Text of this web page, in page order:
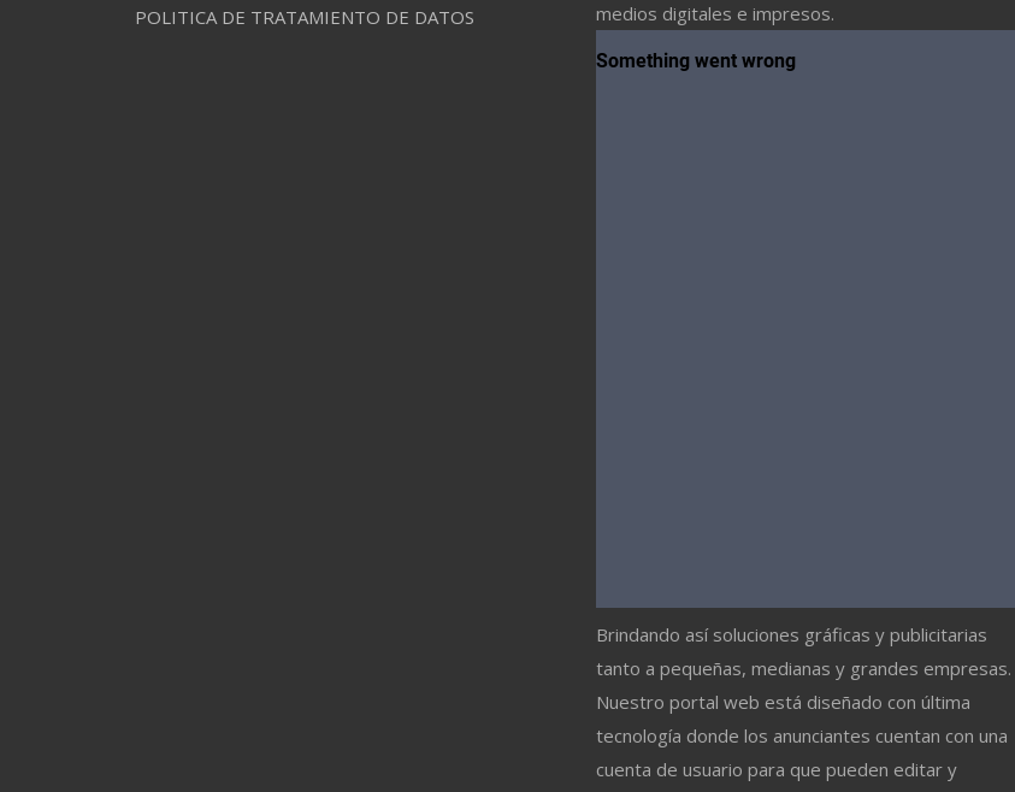
POLITICA DE TRATAMIENTO DE DATOS
medios digitales e impresos.
Brindando así soluciones gráficas y publicitarias
tanto a pequeñas, medianas y grandes empresas.
Nuestro portal web está diseñado con última
tecnología donde los anunciantes cuentan con una
cuenta de usuario para que pueden editar y